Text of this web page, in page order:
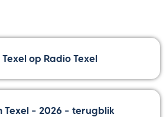
op Radio Texel
Texel – 2026 – terugblik